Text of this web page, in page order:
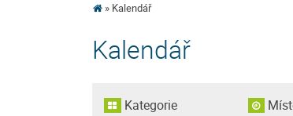
Kalendář
Kalendář
Kategorie